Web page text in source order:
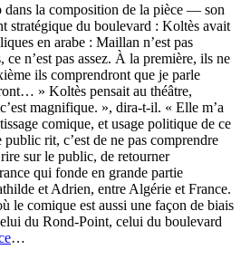
dans la composition de la pièce — son
stratégique du boulevard : Koltès avait
en arabe : Maillan n’est pas
n’est pas assez. À la première, ils ne
ils comprendront que je parle
» Koltès pensait au théâtre,
magnifique. », dira-t-il. « Elle m’a
comique, et usage politique de ce
rit, c’est de ne pas comprendre
sur le public, de retourner
qui fonde en grande partie
et Adrien, entre Algérie et France.
le comique est aussi une façon de biais
du Rond-Point, celui du boulevard
…